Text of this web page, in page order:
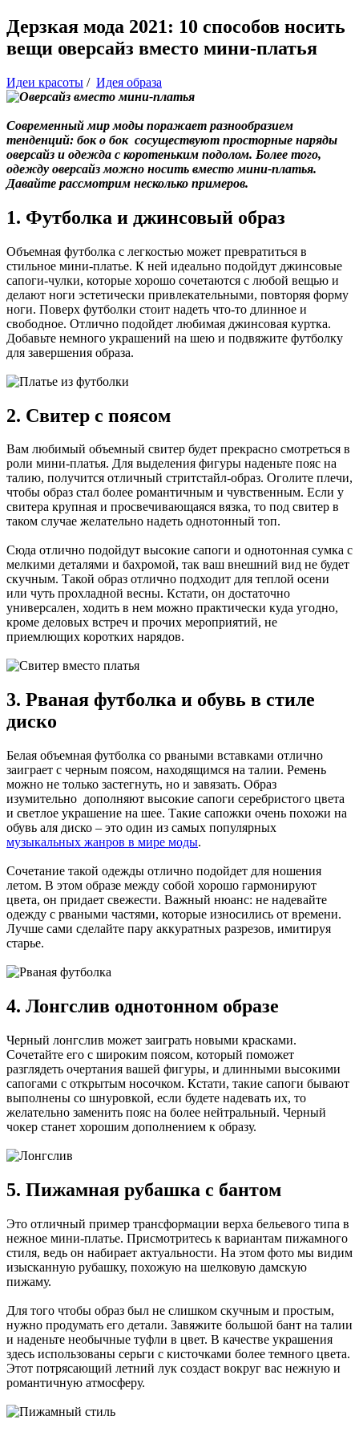
Дерзкая мода 2021: 10 способов носить
вещи оверсайз вместо мини-платья
Идеи красоты / Идея образа
Современный мир моды поражает разнообразием
тенденций: бок о бок сосуществуют просторные наряды
оверсайз и одежда с коротеньким подолом. Более того,
одежду оверсайз можно носить вместо мини-платья.
Давайте рассмотрим несколько примеров.
1. Футболка и джинсовый образ
Объемная футболка с легкостью может превратиться в
стильное мини-платье. К ней идеально подойдут джинсовые
сапоги-чулки, которые хорошо сочетаются с любой вещью и
делают ноги эстетически привлекательными, повторяя форму
ноги. Поверх футболки стоит надеть что-то длинное и
свободное. Отлично подойдет любимая джинсовая куртка.
Добавьте немного украшений на шею и подвяжите футболку
для завершения образа.
2. Свитер с поясом
Вам любимый объемный свитер будет прекрасно смотреться в
роли мини-платья. Для выделения фигуры наденьте пояс на
талию, получится отличный стритстайл-образ. Оголите плечи,
чтобы образ стал более романтичным и чувственным. Если у
свитера крупная и просвечивающаяся вязка, то под свитер в
таком случае желательно надеть однотонный топ.
Сюда отлично подойдут высокие сапоги и однотонная сумка с
мелкими деталями и бахромой, так ваш внешний вид не будет
скучным. Такой образ отлично подходит для теплой осени
или чуть прохладной весны. Кстати, он достаточно
универсален, ходить в нем можно практически куда угодно,
кроме деловых встреч и прочих мероприятий, не
приемлющих коротких нарядов.
3. Рваная футболка и обувь в стиле
диско
Белая объемная футболка со рваными вставками отлично
заиграет с черным поясом, находящимся на талии. Ремень
можно не только застегнуть, но и завязать. Образ
изумительно дополняют высокие сапоги серебристого цвета
и светлое украшение на шее. Такие сапожки очень похожи на
обувь аля диско – это один из самых популярных
музыкальных жанров в мире моды.
Сочетание такой одежды отлично подойдет для ношения
летом. В этом образе между собой хорошо гармонируют
цвета, он придает свежести. Важный нюанс: не надевайте
одежду с рваными частями, которые износились от времени.
Лучше сами сделайте пару аккуратных разрезов, имитируя
старье.
4. Лонгслив однотонном образе
Черный лонгслив может заиграть новыми красками.
Сочетайте его с широким поясом, который поможет
разглядеть очертания вашей фигуры, и длинными высокими
сапогами с открытым носочком. Кстати, такие сапоги бывают
выполнены со шнуровкой, если будете надевать их, то
желательно заменить пояс на более нейтральный. Черный
чокер станет хорошим дополнением к образу.
5. Пижамная рубашка с бантом
Это отличный пример трансформации верха бельевого типа в
нежное мини-платье. Присмотритесь к вариантам пижамного
стиля, ведь он набирает актуальности. На этом фото мы видим
изысканную рубашку, похожую на шелковую дамскую
пижаму.
Для того чтобы образ был не слишком скучным и простым,
нужно продумать его детали. Завяжите большой бант на талии
и наденьте необычные туфли в цвет. В качестве украшения
здесь использованы серьги с кисточками более темного цвета.
Этот потрясающий летний лук создаст вокруг вас нежную и
романтичную атмосферу.